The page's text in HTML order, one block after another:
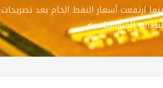
ارتفعت أسعار النفط الخام بعد
الجيوسياسية